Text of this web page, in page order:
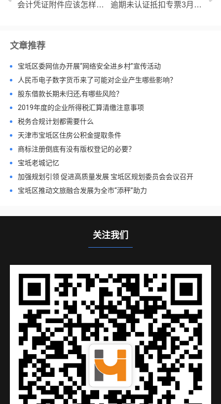
会计凭证附件应该怎样要求
逾期未认证抵扣专票3月1日之后可以抵扣吗？
文章推荐
宝坻区委网信办开展“网络安全进乡村”宣传活动
人民币电子数字货币来了可能对企业产生哪些影响？
股东借款长期未归还,有哪些风险？
2019年度的企业所得税汇算清缴注意事项
税务合规计划都需要什么
天津市宝坻区住房公积金提取条件
商标注册倒底有没有版权登记的必要？
宝坻老城记忆
加强规划引领 促进高质量发展 宝坻区规划委员会会议召开
宝坻区推动文旅融合发展为全市“添秤”助力
关注我们